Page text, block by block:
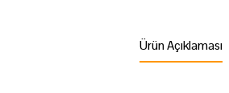
Ürün Açıklaması